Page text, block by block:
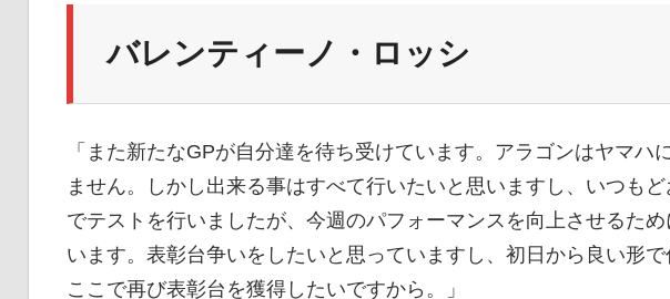
ス
バレンティーノ・ロッシ
「また新たなGPが自分達を待ち受けています。アラゴンはヤマハ
ません。しかし出来る事はすべて行いたいと思いますし、いつも
でテストを行いましたが、今週のパフォーマンスを向上させるた
います。表彰台争いをしたいと思っていますし、初日から良い形で
ここで再び表彰台を獲得したいですから。」